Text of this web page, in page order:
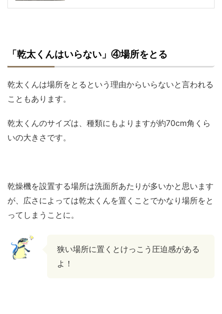
「乾太くんはいらない」④場所をとる
乾太くんは場所をとるという理由からいらないと言われる
こともあります。
乾太くんのサイズは、種類にもよりますが約70cm角くら
いの大きさです。
乾燥機を設置する場所は洗面所あたりが多いかと思います
が、広さによっては乾太くんを置くことでかなり場所をと
ってしまうことに。
狭い場所に置くとけっこう圧迫感がある
よ！